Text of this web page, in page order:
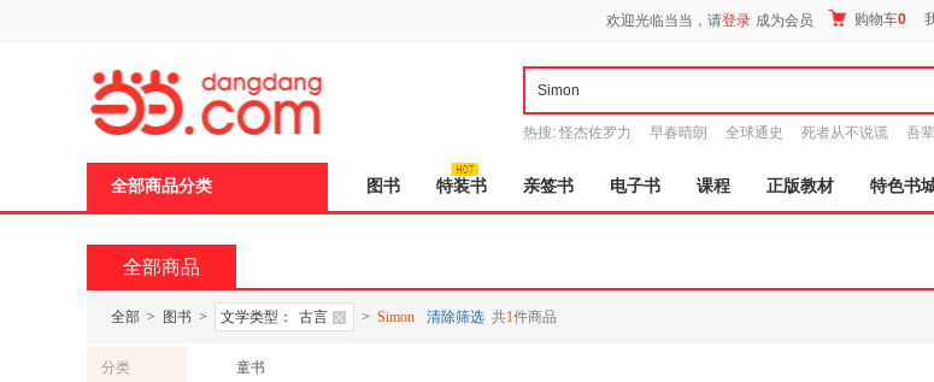
欢迎光临当当，请登录 成为会员 购物车0
热搜: 怪杰佐罗力 早春晴朗 全球通史 死者从不说谎 吾
全部商品分类 图书 特装书 亲签书 电子书 课程 正版教材 特色书
全部商品
全部 > 图书 > 文学类型： 古言 > Simon 清除筛选 共1件商品
分类 童书
页